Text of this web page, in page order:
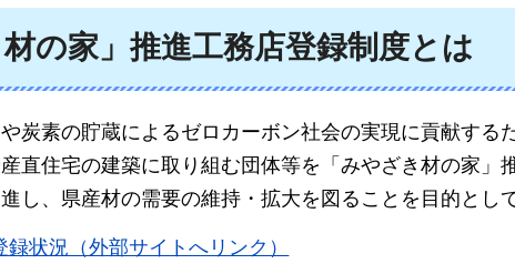
材の家」推進工務店登録制度とは
炭素の貯蔵によるゼロカーボン社会の実現に貢献する
直住宅の建築に取り組む団体等を「みやざき材の家」
し、県産材の需要の維持・拡大を図ることを目的とし
録状況（外部サイトへリンク）